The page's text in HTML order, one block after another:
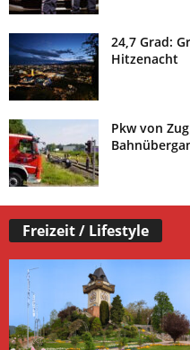
24,7 Grad:
Hitzenacht
Pkw von
Freizeit / Lifestyle